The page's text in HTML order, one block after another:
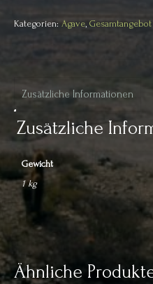
Kategorien:Agave, Gesamtangebot
Zusätzliche Informationen
Zusätzliche
Gewicht
1 kg
Ähnliche